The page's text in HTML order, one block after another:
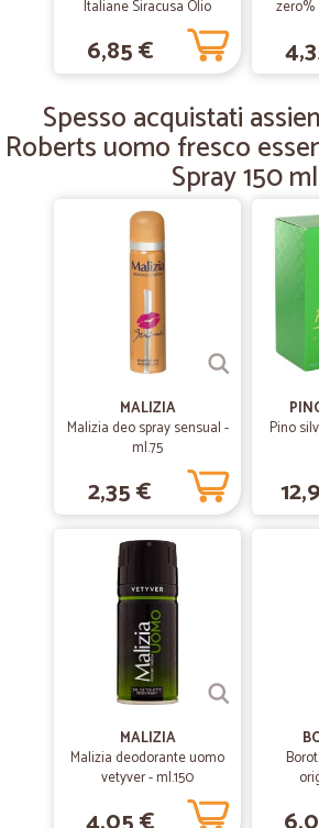
Alessandro S.
Ottima transazione
Italiane Siracusa Olio
Essenziale di Arancia e
Fiori di Sale 200 ml
6,85 €
zero%
Spesso acquistati
Roberts uomo fresco
Spray 150
MALIZIA
Malizia deo spray sensual -
ml.75
2,35 €
Pino
MALIZIA
Malizia deodorante uomo
vetyver - ml.150